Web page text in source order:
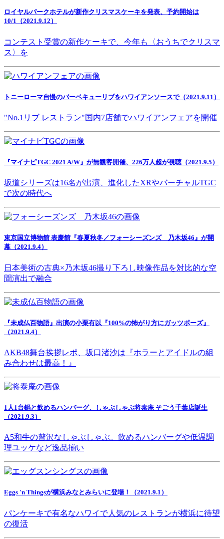
ロイヤルパークホテルが新作クリスマスケーキを発表、予約開始は
10/1（2021.9.12）
コンテスト受賞の新作ケーキで、今年も〈おうちでクリスマ
ス〉を
トニーローマ自慢のバーベキューリブをハワイアンソースで（2021.9.11）
"No.1リブ レストラン"国内7店舗でハワイアンフェアを開催
『マイナビTGC 2021 A/W』が無観客開催、226万人超が視聴（2021.9.5）
坂道シリーズは16名が出演、進化したXRやバーチャルTGC
で次の時代へ
東京国立博物館 表慶館『春夏秋冬／フォーシーズンズ 乃木坂46』が開
幕（2021.9.4）
日本美術の古典×乃木坂46撮り下ろし映像作品を対比的な空
間演出で融合
『未成仏百物語』出演の小栗有以『100%の怖がり方にガッツポーズ』
（2021.9.4）
AKB48舞台挨拶レポ、坂口渚沙は『ホラーとアイドルの組
み合わせは最高！』
1人1台鍋と飲めるハンバーグ、しゃぶしゃぶ将泰庵 そごう千葉店誕生
（2021.9.3）
A5和牛の贅沢なしゃぶしゃぶ。飲めるハンバーグや低温調
理ユッケなど逸品揃い
Eggs 'n Thingsが横浜みなとみらいに登場！（2021.9.1）
パンケーキで有名なハワイで人気のレストランが横浜に待望
の復活